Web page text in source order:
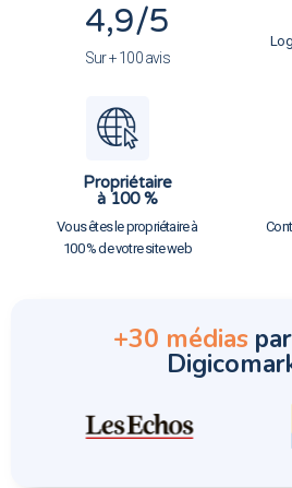
4,9/5
Sur + 100 avis
Propriétaire
à 100 %
Vous êtes le propriétaire à
100 % de votre site web
+30 médias